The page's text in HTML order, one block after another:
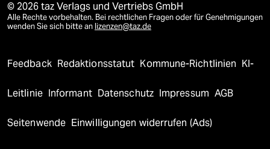
© 2026 taz Verlags und Vertriebs GmbH
Alle Rechte vorbehalten. Bei rechtlichen Fragen oder für Genehmigungen
wenden Sie sich bitte an lizenzen@taz.de
Feedback Redaktionsstatut Kommune-Richtlinien KI-
Leitlinie Informant Datenschutz Impressum AGB
Seitenwende Einwilligungen widerrufen (Ads)